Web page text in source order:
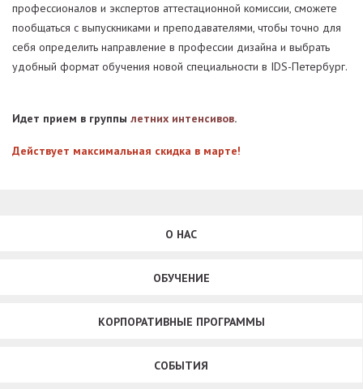
профессионалов и экспертов аттестационной комиссии, сможете
пообщаться с выпускниками и преподавателями, чтобы точно для
себя определить направление в профессии дизайна и выбрать
удобный формат обучения новой специальности в IDS-Петербург.
Идет прием в группы летних интенсивов.
Действует максимальная скидка в марте!
О НАС
ОБУЧЕНИЕ
КОРПОРАТИВНЫЕ ПРОГРАММЫ
СОБЫТИЯ